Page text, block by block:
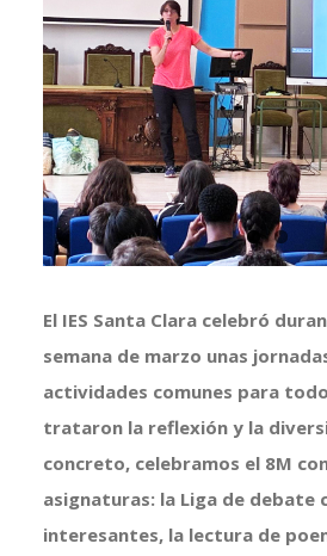
El IES Santa Clara celebró
semana de marzo unas
actividades comunes para
trataron la reflexión y la
concreto, celebramos el 8M
asignaturas: la Liga de debate
interesantes, la lectura de